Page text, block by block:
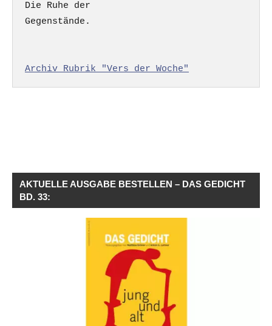
Die Ruhe der
Gegenstände.
Archiv Rubrik "Vers der Woche"
AKTUELLE AUSGABE BESTELLEN – DAS GEDICHT
BD. 33: